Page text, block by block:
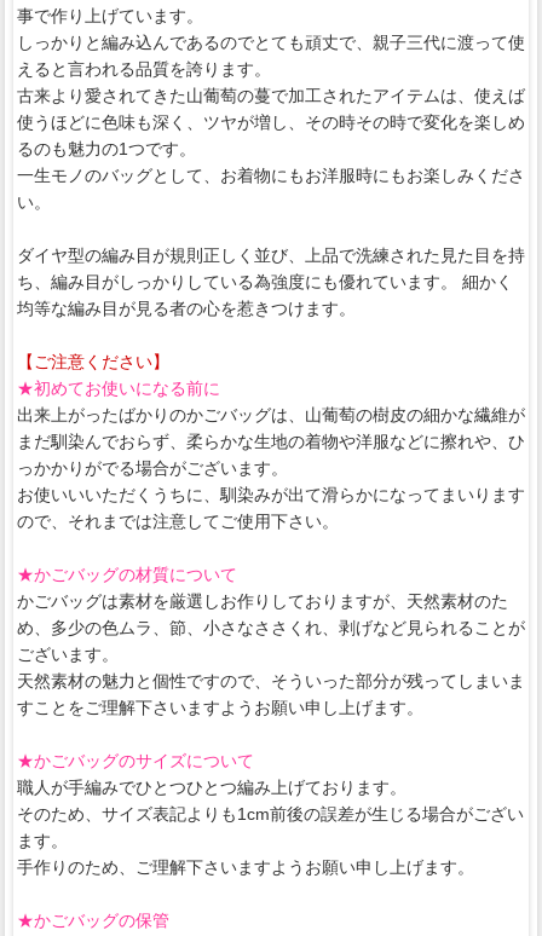
事で作り上げています。
しっかりと編み込んであるのでとても頑丈で、親子三代に渡って使
えると言われる品質を誇ります。
古来より愛されてきた山葡萄の蔓で加工されたアイテムは、使えば
使うほどに色味も深く、ツヤが増し、その時その時で変化を楽しめ
るのも魅力の1つです。
一生モノのバッグとして、お着物にもお洋服時にもお楽しみくださ
い。
ダイヤ型の編み目が規則正しく並び、上品で洗練された見た目を持
ち、編み目がしっかりしている為強度にも優れています。 細かく
均等な編み目が見る者の心を惹きつけます。
【ご注意ください】
★初めてお使いになる前に
出来上がったばかりのかごバッグは、山葡萄の樹皮の細かな繊維が
まだ馴染んでおらず、柔らかな生地の着物や洋服などに擦れや、ひ
っかかりがでる場合がございます。
お使いいいただくうちに、馴染みが出て滑らかになってまいります
ので、それまでは注意してご使用下さい。
★かごバッグの材質について
かごバッグは素材を厳選しお作りしておりますが、天然素材のた
め、多少の色ムラ、節、小さなささくれ、剥げなど見られることが
ございます。
天然素材の魅力と個性ですので、そういった部分が残ってしまいま
すことをご理解下さいますようお願い申し上げます。
★かごバッグのサイズについて
職人が手編みでひとつひとつ編み上げております。
そのため、サイズ表記よりも1cm前後の誤差が生じる場合がござい
ます。
手作りのため、ご理解下さいますようお願い申し上げます。
★かごバッグの保管